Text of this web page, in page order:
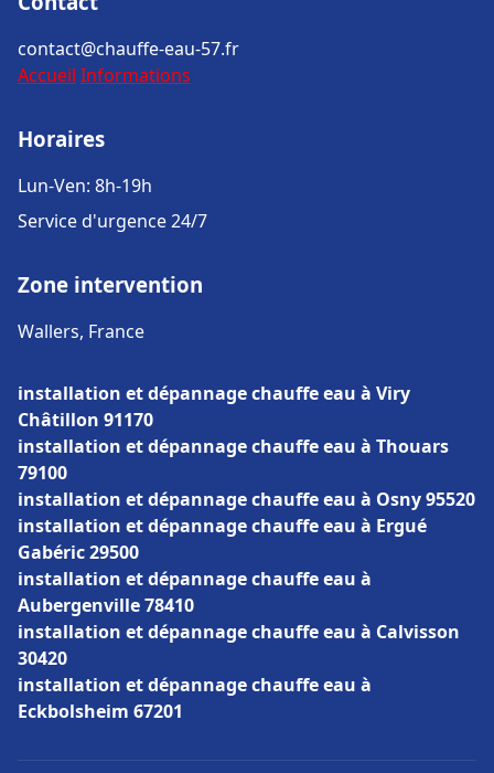
contact@chauffe-eau-57.fr
Accueil Informations
Horaires
Lun-Ven: 8h-19h
Service d'urgence 24/7
Zone intervention
Wallers, France
installation et dépannage chauffe eau à Viry
Châtillon 91170
installation et dépannage chauffe eau à Thouars
79100
installation et dépannage chauffe eau à Osny 95520
installation et dépannage chauffe eau à Ergué
Gabéric 29500
installation et dépannage chauffe eau à
Aubergenville 78410
installation et dépannage chauffe eau à Calvisson
30420
installation et dépannage chauffe eau à
Eckbolsheim 67201